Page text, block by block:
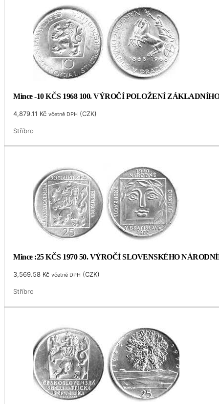
Mince -10 KČS 1968 100. VÝROČÍ POLOŽENÍ
4,879.11 Kč včetně DPH (CZK)
Stříbro
Mince :25 KČS 1970 50. VÝROČÍ SLOVENSKÉHO
3,569.58 Kč včetně DPH (CZK)
Stříbro